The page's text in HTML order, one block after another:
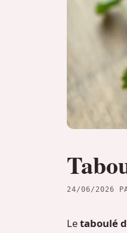
24/06/2026
Letaboulé